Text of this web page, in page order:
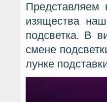
Представляем
изящества
подсветка. В
смене
лунке